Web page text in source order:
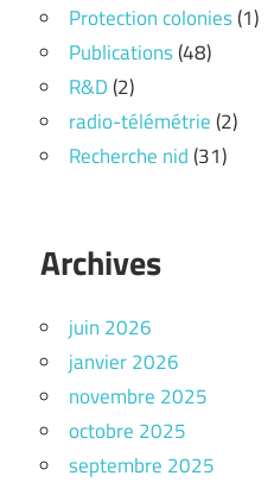
Protection colonies(1)
Publications(48)
R&D(2)
radio-télémétrie(2)
Recherche nid(31)
Archives
juin 2026
janvier 2026
novembre 2025
octobre 2025
septembre 2025